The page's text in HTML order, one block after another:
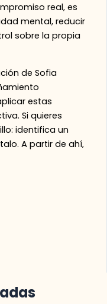
real, es
mental, reducir
sobre la propia
de Sofia
estas
Si quieres
identifica un
A partir de ahí,